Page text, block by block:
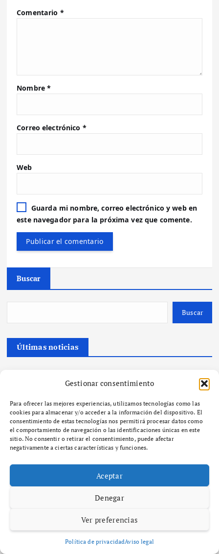
Gestionar consentimiento
Para ofrecer las mejores experiencias, utilizamos tecnologías como las
cookies para almacenar y/o acceder a la información del dispositivo. El
consentimiento de estas tecnologías nos permitirá procesar datos como
el comportamiento de navegación o las identificaciones únicas en este
sitio. No consentir o retirar el consentimiento, puede afectar
negativamente a ciertas características y funciones.
Aceptar
Denegar
Ver preferencias
Política de privacidadAviso legal
Comentario *
Nombre*
Correo electrónico *
Web
Guarda mi nombre, correo electrónico y web en
este navegador para la próxima vez que comente.
Buscar
Buscar
Últimas noticias
de A Coruña a través de su gastronomía
inteligencia artificial
La app Freecash de Almedia lidera los rankings globales de la App
Store de iOS mientras las plataformas de recompensas se
generalizan
Freecash presenta una forma divertida y sencilla de ganar dinero
viendo vídeos de YouTube
¿Qué es el zoning y cómo afecta el desarrollo urbano en tu
comunidad?
Comentarios recientes
No hay comentarios que mostrar.